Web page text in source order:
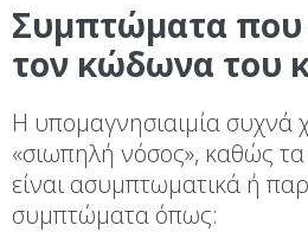
Συμπτώματα που
τον κώδωνα του
Η υπομαγνησιαιμία συχνά
«σιωπηλή νόσος», καθώς
είναι ασυμπτωματικά ή
συμπτώματα όπως: